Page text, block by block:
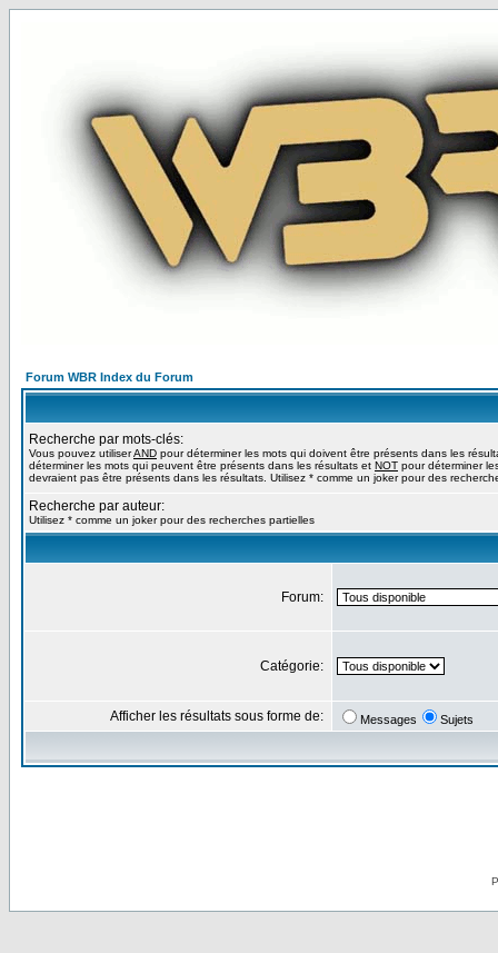
Forum WBR Index du Forum
Recherche par mots-clés:
Vous pouvez utiliserAND pour déterminer les mots qui doivent être présents dans les
déterminer les mots qui peuvent être présents dans les résultats et NOT pour déterminer
devraient pas être présents dans les résultats. Utilisez * comme un joker pour des
Recherche par auteur:
Utilisez * comme un joker pour des recherches partielles
Forum:
Catégorie:
Afficher les résultats sous forme de: Messages Sujets